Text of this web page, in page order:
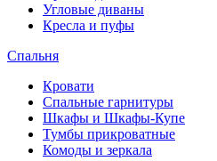
Угловые диваны
Кресла и пуфы
Спальня
Кровати
Спальные гарнитуры
Шкафы и Шкафы-Купе
Тумбы прикроватные
Комоды и зеркала